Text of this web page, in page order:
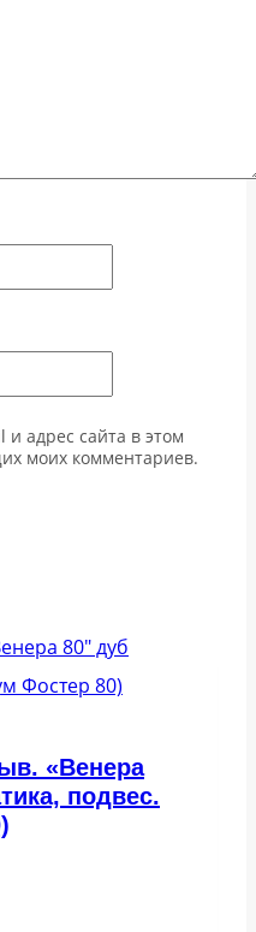
адрес сайта в этом
моих комментариев.
«Венера
подвес.